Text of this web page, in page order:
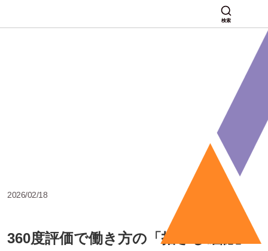
検索
2026/02/18
360度評価で働き方の「指さし確認」